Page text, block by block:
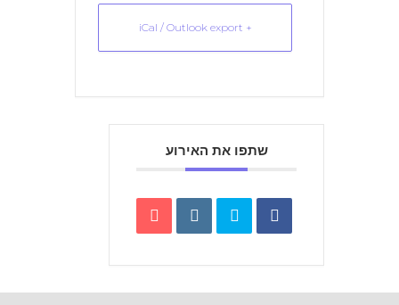
+ iCal / Outlook export
שתפו את האירוע